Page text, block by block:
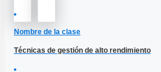
Nombre de la clase
Técnicas de gestión de alto rendimiento